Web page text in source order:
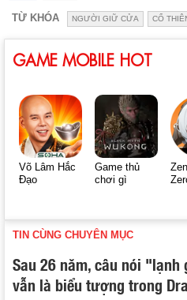
TỪ KHÓA NGƯỜI GIỮ CỬA CỔ
GAME MOBILE HOT
Võ Lâm Hắc
Đạo
Game thủ
chơi gì
TIN CÙNG CHUYÊN MỤC
Sau 26 năm, câu nói "lạnh
vẫn là biểu tượng trong